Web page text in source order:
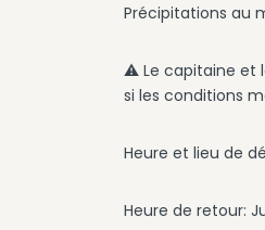
Précipitations au
⚠️ Le capitaine et
si les conditions
Heure et lieu de
Heure de retour: